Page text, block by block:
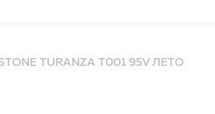
TURANZA T001 95V ЛЕТО